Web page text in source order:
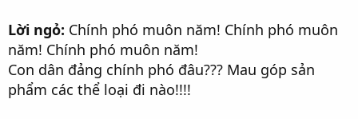
Lời ngỏ: Chính phó muôn năm! Chính phó muôn
năm! Chính phó muôn năm!
Con dân đảng chính phó đâu??? Mau góp sản
phẩm các thể loại đi nào!!!!